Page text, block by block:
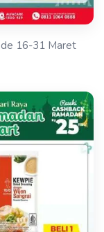
16-31 Maret